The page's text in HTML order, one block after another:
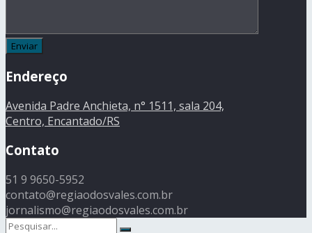
Endereço
Avenida Padre Anchieta, n° 1511, sala 204,
Centro, Encantado/RS
Contato
51 9 9650-5952
contato@regiaodosvales.com.br
jornalismo@regiaodosvales.com.br